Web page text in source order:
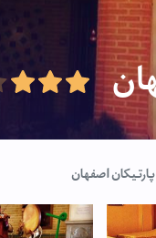
اصفهان